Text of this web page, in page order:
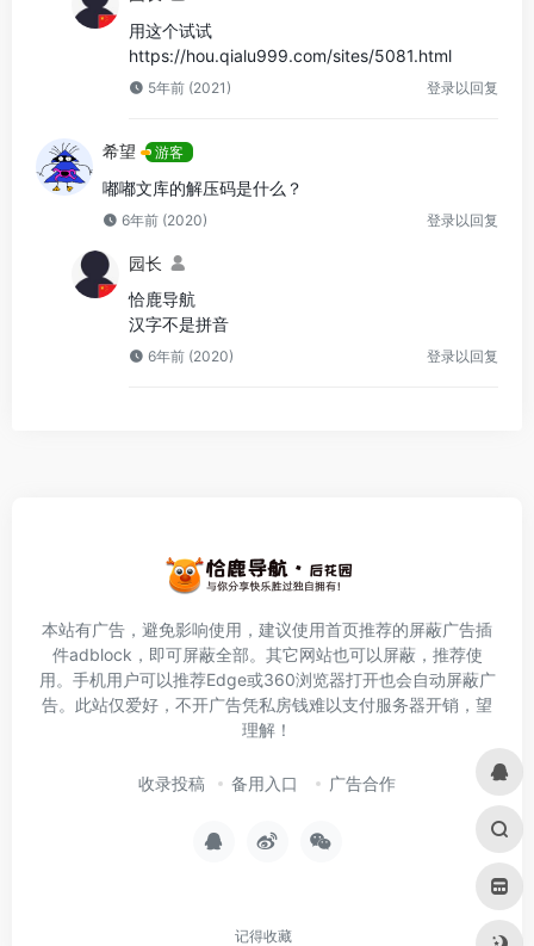
用这个试试
https://hou.qialu999.com/sites/5081.html
5年前 (2021) 登录以回复
希望 游客
嘟嘟文库的解压码是什么？
6年前 (2020) 登录以回复
园长
恰鹿导航
汉字不是拼音
6年前 (2020) 登录以回复
本站有广告，避免影响使用，建议使用首页推荐的屏蔽广告插
件adblock ，即可屏蔽全部。其它网站也可以屏蔽，推荐使
用。手机用户可以推荐Edge或360浏览器打开也会自动屏蔽广
告。此站仅爱好，不开广告凭私房钱难以支付服务器开销，望
理解！
收录投稿 备用入口 广告合作
记得收藏